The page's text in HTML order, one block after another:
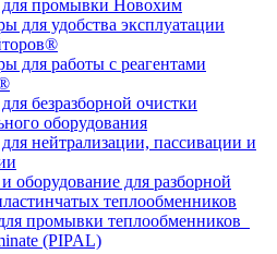
для промывки Новохим
для удобства эксплуатации
для работы с реагентами
безразборной очистки
оборудования
нейтрализации, пассивации и
оборудование для разборной
теплообменников
промывки теплообменников
(PIPAL)